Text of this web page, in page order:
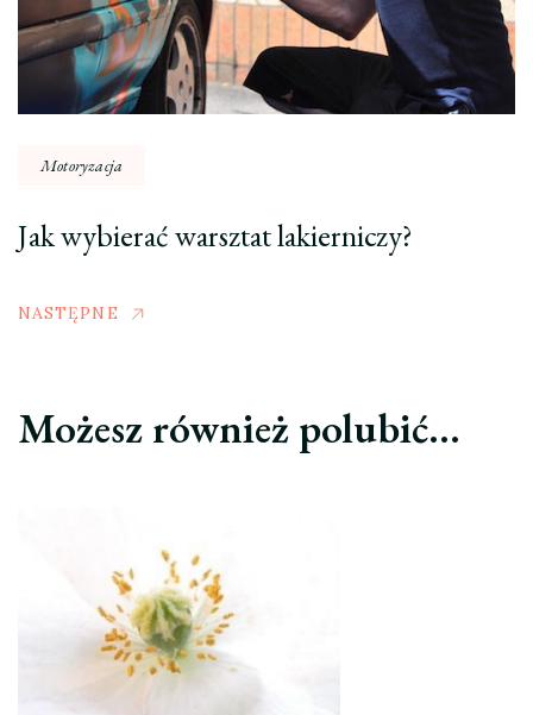
Motoryzacja
Jak wybierać warsztat lakierniczy?
NASTĘPNE
Możesz również polubić…